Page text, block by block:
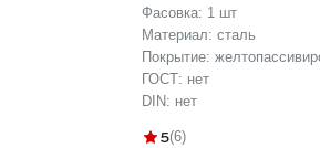
Фасовка: 1 шт
Материал: сталь
Покрытие:
ГОСТ: нет
DIN: нет
5(6)